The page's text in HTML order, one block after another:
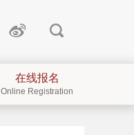
在线报名
Online Registration